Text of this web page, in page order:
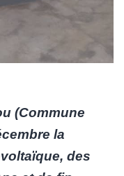
(Commune
la
des